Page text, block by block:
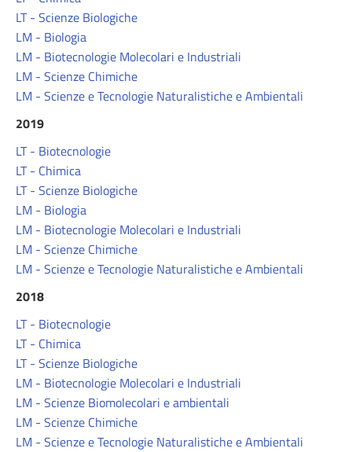
LT - Scienze Biologiche
LM - Biologia
LM - Biotecnologie Molecolari e Industriali
LM - Scienze Chimiche
LM - Scienze e Tecnologie Naturalistiche e Ambientali
2019
LT - Biotecnologie
LT - Chimica
LT - Scienze Biologiche
LM - Biologia
LM - Biotecnologie Molecolari e Industriali
LM - Scienze Chimiche
LM - Scienze e Tecnologie Naturalistiche e Ambientali
2018
LT - Biotecnologie
LT - Chimica
LT - Scienze Biologiche
LM - Biotecnologie Molecolari e Industriali
LM - Scienze Biomolecolari e ambientali
LM - Scienze Chimiche
LM - Scienze e Tecnologie Naturalistiche e Ambientali